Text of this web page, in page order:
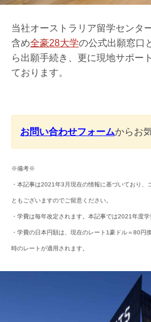
当社オーストラリア留学センタ
含め全豪28大学の公式出願窓口
ら出願手続き、更に現地サポー
ております。
お問い合わせフォームからお
※備考※
・本記事は2021年3月現在の情報に基づいており、
ともございますのでご留意ください。
・学費は毎年改定されます。本記事では2021年度学
・学費の日本円額は、現在のレート1豪ドル＝80円
時のレートが適用されます。